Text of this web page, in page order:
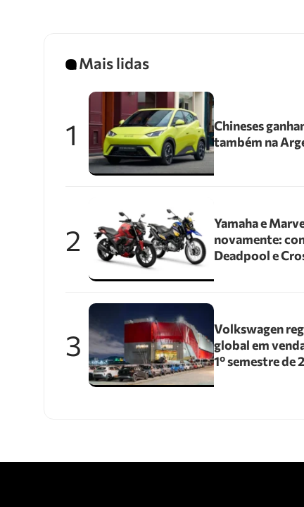
Mais lidas
1
Chineses
também na
2
Yamaha e
novamente:
Deadpool e
3
Volkswagen
global em
1º semestre de